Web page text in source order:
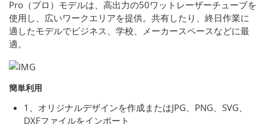
Pro（プロ）モデルは、高出力の50ワットレーザーチューブを
使用し、広いワークエリアを提供。共有したり、終日作業に
適したモデルでビジネス、学校、メーカースペースなどに最
適。
簡単利用
1、オリジナルデザインを作成またはJPG、PNG、SVG、
DXFファイルをインポート